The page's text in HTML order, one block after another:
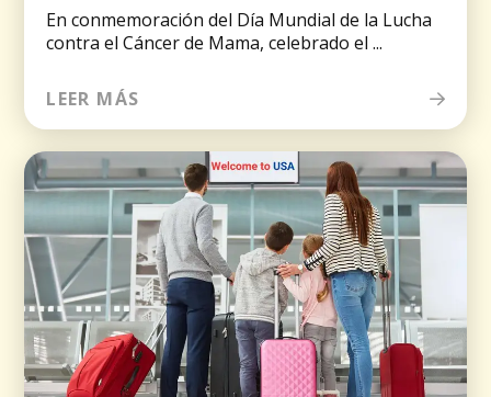
En conmemoración del Día Mundial de la Lucha
contra el Cáncer de Mama, celebrado el ...
LEER MÁS